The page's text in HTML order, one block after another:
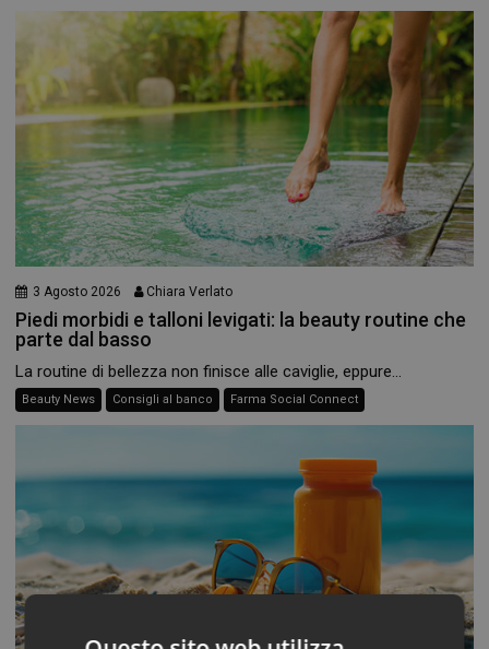
3 Agosto 2026 Chiara Verlato
Piedi morbidi e talloni levigati: la beauty routine che
parte dal basso
La routine di bellezza non finisce alle caviglie, eppure...
Beauty News Consigli al banco Farma Social Connect